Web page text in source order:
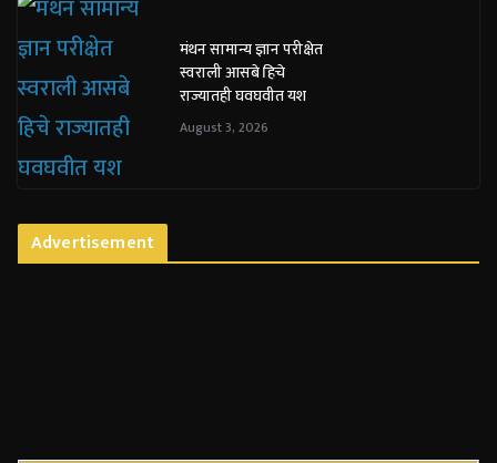
मंथन सामान्य ज्ञान परीक्षेत
स्वराली आसबे हिचे
राज्यातही घवघवीत यश
August 3, 2026
Advertisement